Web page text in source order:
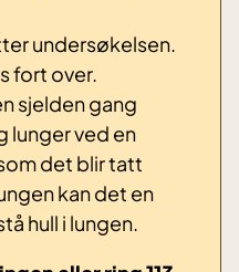
undersøkelsen.
fort over.
sjelden gang
lunger ved en
det blir tatt
kan det en
hull i lungen.